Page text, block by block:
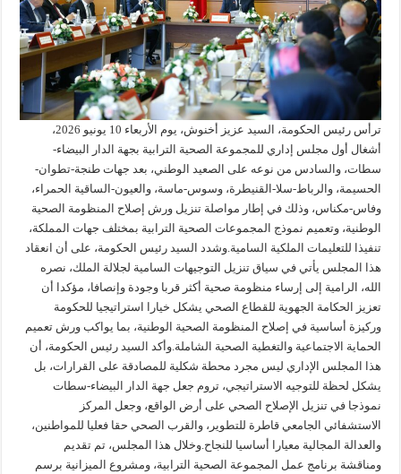
ترأس رئيس الحكومة، السيد عزيز أخنوش، يوم الأربعاء 10 يونيو 2026،
أشغال أول مجلس إداري للمجموعة الصحية الترابية بجهة الدار البيضاء-
سطات، والسادس من نوعه على الصعيد الوطني، بعد جهات طنجة-تطوان-
الحسيمة، والرباط-سلا-القنيطرة، وسوس-ماسة، والعيون-الساقية الحمراء،
وفاس-مكناس، وذلك في إطار مواصلة تنزيل ورش إصلاح المنظومة الصحية
الوطنية، وتعميم نموذج المجموعات الصحية الترابية بمختلف جهات المملكة،
تنفيذا للتعليمات الملكية السامية.وشدد السيد رئيس الحكومة، على أن انعقاد
هذا المجلس يأتي في سياق تنزيل التوجيهات السامية لجلالة الملك، نصره
الله، الرامية إلى إرساء منظومة صحية أكثر قربا وجودة وإنصافا، مؤكدا أن
تعزيز الحكامة الجهوية للقطاع الصحي يشكل خيارا استراتيجيا للحكومة
وركيزة أساسية في إصلاح المنظومة الصحية الوطنية، بما يواكب ورش تعميم
الحماية الاجتماعية والتغطية الصحية الشاملة.وأكد السيد رئيس الحكومة، أن
هذا المجلس الإداري ليس مجرد محطة شكلية للمصادقة على القرارات، بل
يشكل لحظة للتوجيه الاستراتيجي، تروم جعل جهة الدار البيضاء-سطات
نموذجا في تنزيل الإصلاح الصحي على أرض الواقع، وجعل المركز
الاستشفائي الجامعي قاطرة للتطوير، والقرب الصحي حقا فعليا للمواطنين،
والعدالة المجالية معيارا أساسيا للنجاح.وخلال هذا المجلس، تم تقديم
ومناقشة برنامج عمل المجموعة الصحية الترابية، ومشروع الميزانية برسم